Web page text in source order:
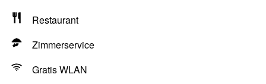
Restaurant
Zimmerservice
Gratis WLAN